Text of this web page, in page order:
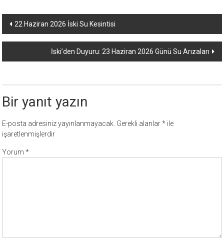
Yazı
dolaşımı
22 Haziran 2026 İski Su Kesintisi
İski’den Duyuru: 23 Haziran 2026 Günü Su Arızaları
Bir yanıt yazın
E-posta adresiniz yayınlanmayacak. Gerekli alanlar* ile
işaretlenmişlerdir
Yorum*